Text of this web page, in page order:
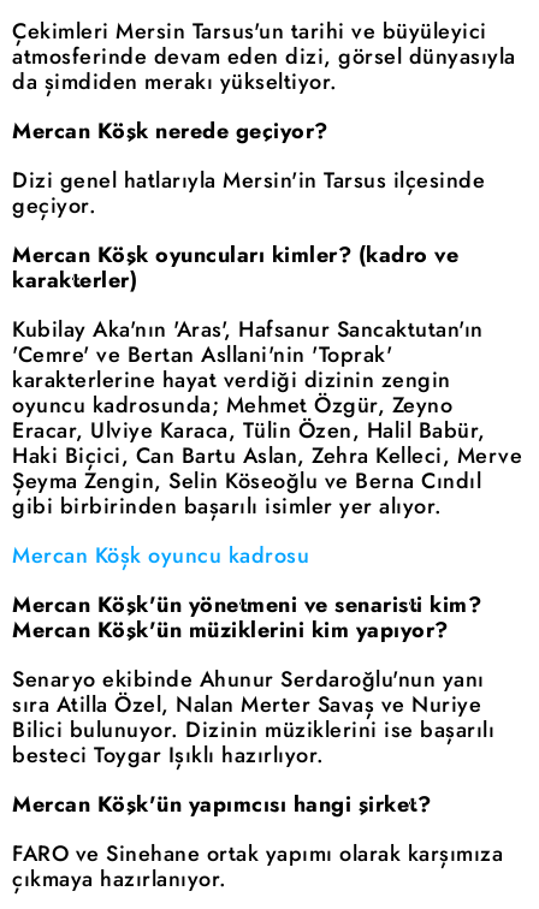
Çekimleri Mersin Tarsus'un tarihi ve büyüleyici
atmosferinde devam eden dizi, görsel dünyasıyla
da şimdiden merakı yükseltiyor.
Mercan Köşk nerede geçiyor?
Dizi genel hatlarıyla Mersin'in Tarsus ilçesinde
geçiyor.
Mercan Köşk oyuncuları kimler? (kadro ve
karakterler)
Kubilay Aka'nın 'Aras', Hafsanur Sancaktutan'ın
'Cemre' ve Bertan Asllani'nin 'Toprak'
karakterlerine hayat verdiği dizinin zengin
oyuncu kadrosunda; Mehmet Özgür, Zeyno
Eracar, Ulviye Karaca, Tülin Özen, Halil Babür,
Haki Biçici, Can Bartu Aslan, Zehra Kelleci, Merve
Şeyma Zengin, Selin Köseoğlu ve Berna Cındıl
gibi birbirinden başarılı isimler yer alıyor.
Mercan Köşk oyuncu kadrosu
Mercan Köşk'ün yönetmeni ve senaristi kim?
Mercan Köşk'ün müziklerini kim yapıyor?
Senaryo ekibinde Ahunur Serdaroğlu'nun yanı
sıra Atilla Özel, Nalan Merter Savaş ve Nuriye
Bilici bulunuyor. Dizinin müziklerini ise başarılı
besteci Toygar Işıklı hazırlıyor.
Mercan Köşk'ün yapımcısı hangi şirket?
FARO ve Sinehane ortak yapımı olarak karşımıza
çıkmaya hazırlanıyor.